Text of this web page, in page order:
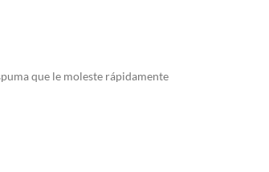
que le moleste rápidamente